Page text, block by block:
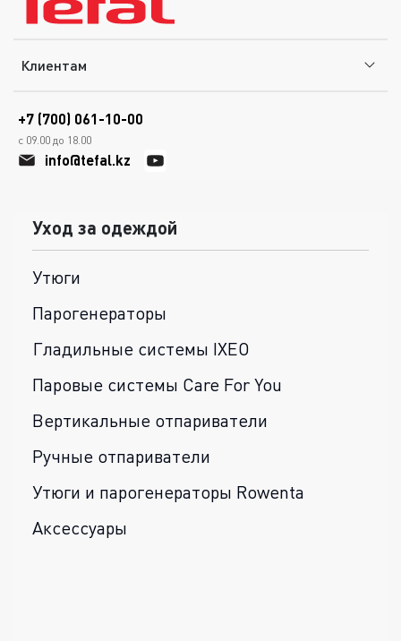
Клиентам
+7 (700) 061-10-00
с 09.00 до 18.00
info@tefal.kz
Уход за одеждой
Утюги
Парогенераторы
Гладильные системы IXEO
Паровые системы Care For You
Вертикальные отпариватели
Ручные отпариватели
Утюги и парогенераторы Rowenta
Аксессуары